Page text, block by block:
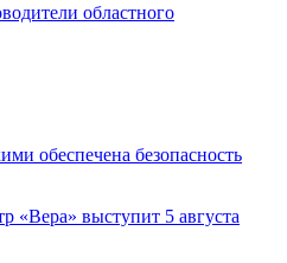
областного
обеспечена безопасность
«Вера» выступит 5 августа